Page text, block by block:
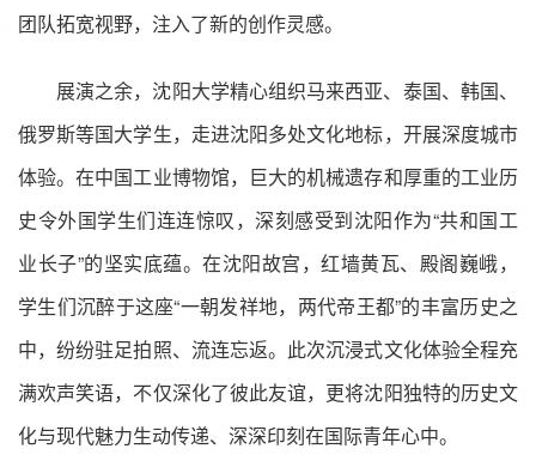
团队拓宽视野，注入了新的创作灵感。
展演之余，沈阳大学精心组织马来西亚、泰国、韩国、
俄罗斯等国大学生，走进沈阳多处文化地标，开展深度城市
体验。在中国工业博物馆，巨大的机械遗存和厚重的工业历
史令外国学生们连连惊叹，深刻感受到沈阳作为“共和国工
业长子”的坚实底蕴。在沈阳故宫，红墙黄瓦、殿阁巍峨，
学生们沉醉于这座“一朝发祥地，两代帝王都”的丰富历史之
中，纷纷驻足拍照、流连忘返。此次沉浸式文化体验全程充
满欢声笑语，不仅深化了彼此友谊，更将沈阳独特的历史文
化与现代魅力生动传递、深深印刻在国际青年心中。